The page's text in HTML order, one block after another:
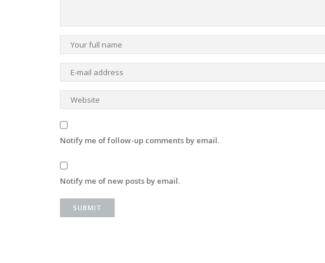
Notify me of follow-up comments by email.
Notify me of new posts by email.